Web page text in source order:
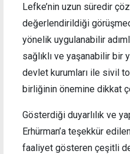
Lefke’nin uzun süredir
değerlendirildiği
yönelik uygulanabilir
sağlıklı ve yaşanabilir bir
devlet kurumları ile sivil
birliğinin önemine dikkat
Gösterdiği duyarlılık ve
Erhürman’a teşekkür
faaliyet gösteren çeşitli